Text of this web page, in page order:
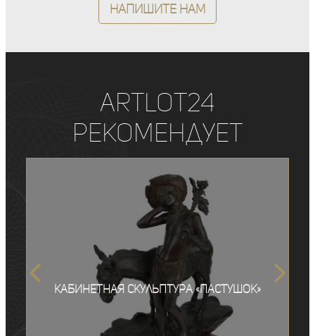
Напишите нам
ArtLot24
рекомендует
Кабинетная скульптура «Пастушок»